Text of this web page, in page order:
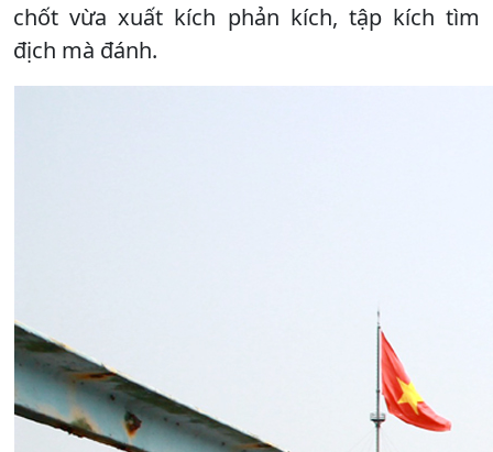
chốt vừa xuất kích phản kích, tập kích tìm
địch mà đánh.